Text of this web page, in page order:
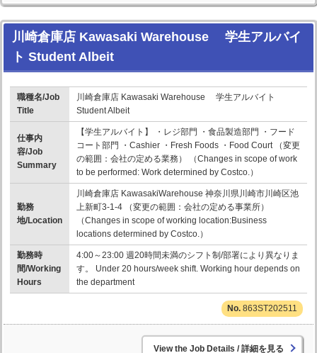
川崎倉庫店 Kawasaki Warehouse 学生アルバイ
ト Student Albeit
職種名/Job
Title
川崎倉庫店 Kawasaki Warehouse 学生アルバイト
Student Albeit
仕事内
容/Job
Summary
【学生アルバイト】 ・レジ部門 ・食品製造部門 ・フード
コート部門 ・Cashier ・Fresh Foods ・Food Court （変更
の範囲：会社の定める業務） （Changes in scope of work
to be performed: Work determined by Costco.）
勤務
地/Location
川崎倉庫店 KawasakiWarehouse 神奈川県川崎市川崎区池
上新町3-1-4 （変更の範囲：会社の定める事業所）
（Changes in scope of working location:Business
locations determined by Costco.）
勤務時
間/Working
Hours
4:00～23:00 週20時間未満のシフト制/部署により異なりま
す。 Under 20 hours/week shift. Working hour depends on
the department
863ST202511
詳細を見る